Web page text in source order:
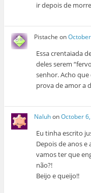
ir depois de
Pistache on
Essa crentaiada
deles serem
senhor. Acho
prova de amor a
NaluhonOctober
Eu tinha escrito
Depois de anos
vamos ter que
não?!
Beijo e queijo!!